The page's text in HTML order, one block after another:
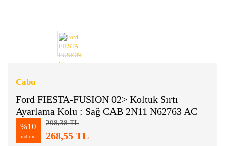
Cabu
Ford FIESTA-FUSION 02> Koltuk Sırtı
Ayarlama Kolu : Sağ CAB 2N11 N62763 AC
%10
indirim
298,38 TL
268,55 TL